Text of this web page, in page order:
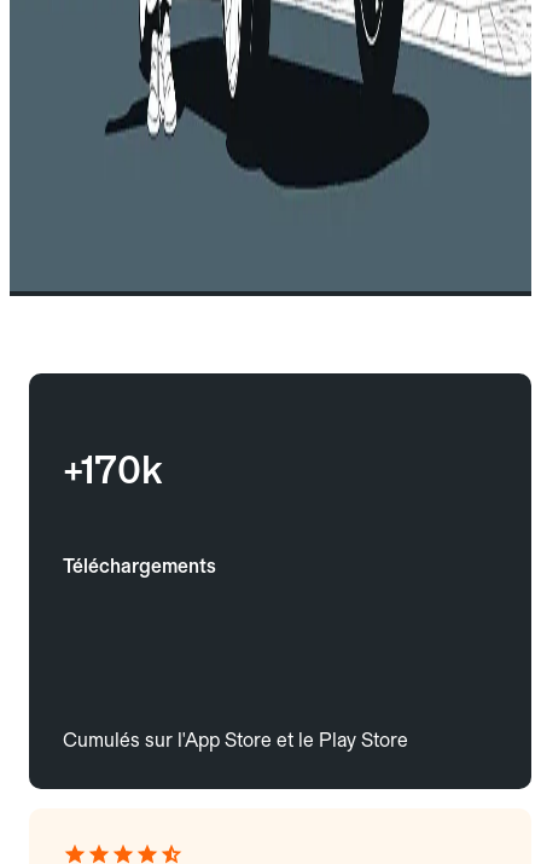
+170k
Téléchargements
Cumulés sur l'App Store et le Play Store